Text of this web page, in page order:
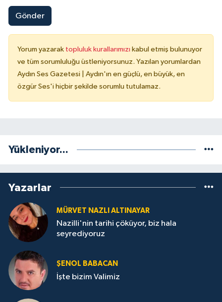
Gönder
Yorum yazarak topluluk kurallarımızı kabul etmiş bulunuyor
ve tüm sorumluluğu üstleniyorsunuz. Yazılan yorumlardan
Aydın Ses Gazetesi | Aydın'ın en güçlü, en büyük, en
özgür Ses'i hiçbir şekilde sorumlu tutulamaz.
Yükleniyor...
Yazarlar
MÜRVET NAZLI ALTINAYAR
Nazilli'nin tarihi çöküyor, biz hala
seyrediyoruz
ŞENOL BABACAN
İşte bizim Valimiz